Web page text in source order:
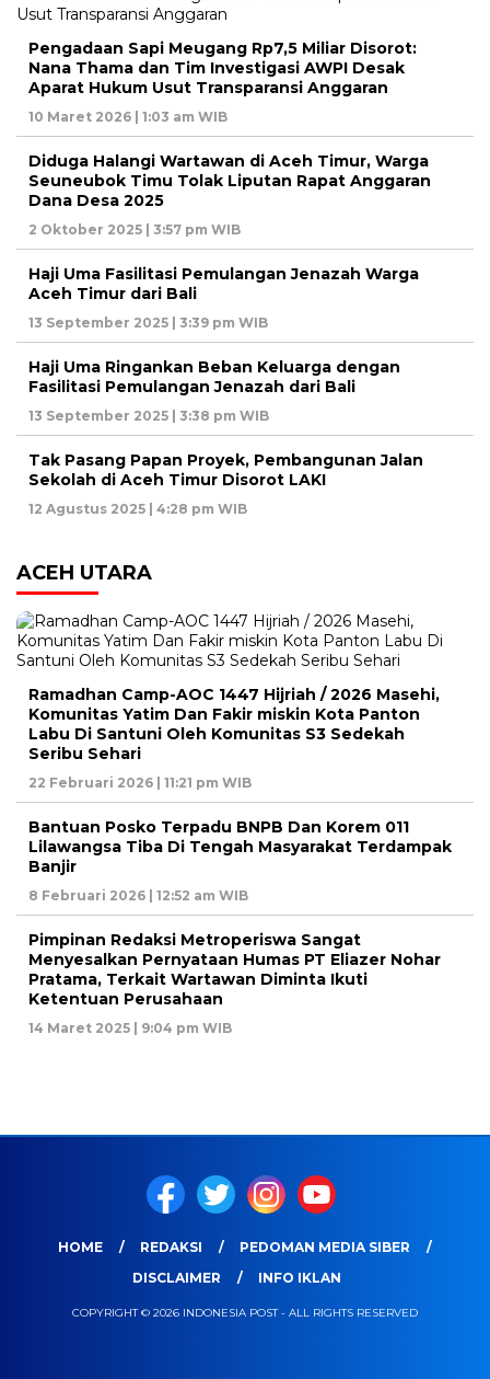
Pengadaan Sapi Meugang Rp7,5 Miliar Disorot:
Nana Thama dan Tim Investigasi AWPI Desak
Aparat Hukum Usut Transparansi Anggaran
10 Maret 2026 | 1:03 am WIB
Diduga Halangi Wartawan di Aceh Timur, Warga
Seuneubok Timu Tolak Liputan Rapat Anggaran
Dana Desa 2025
2 Oktober 2025 | 3:57 pm WIB
Haji Uma Fasilitasi Pemulangan Jenazah Warga
Aceh Timur dari Bali
13 September 2025 | 3:39 pm WIB
Haji Uma Ringankan Beban Keluarga dengan
Fasilitasi Pemulangan Jenazah dari Bali
13 September 2025 | 3:38 pm WIB
Tak Pasang Papan Proyek, Pembangunan Jalan
Sekolah di Aceh Timur Disorot LAKI
12 Agustus 2025 | 4:28 pm WIB
ACEH UTARA
Ramadhan Camp-AOC 1447 Hijriah / 2026 Masehi,
Komunitas Yatim Dan Fakir miskin Kota Panton
Labu Di Santuni Oleh Komunitas S3 Sedekah
Seribu Sehari
22 Februari 2026 | 11:21 pm WIB
Bantuan Posko Terpadu BNPB Dan Korem 011
Lilawangsa Tiba Di Tengah Masyarakat Terdampak
Banjir
8 Februari 2026 | 12:52 am WIB
Pimpinan Redaksi Metroperiswa Sangat
Menyesalkan Pernyataan Humas PT Eliazer Nohar
Pratama, Terkait Wartawan Diminta Ikuti
Ketentuan Perusahaan
14 Maret 2025 | 9:04 pm WIB
HOME REDAKSI
PEDOMAN MEDIA SIBER
DISCLAIMER
INFO IKLAN
COPYRIGHT © 2026 INDONESIA POST - ALL RIGHTS RESERVED